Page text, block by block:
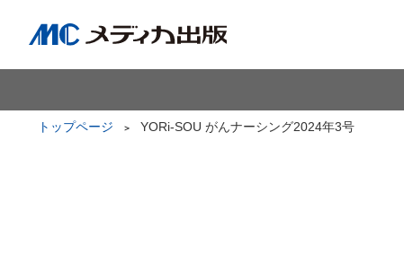
トップページ YORi-SOU がんナーシング2024年3号